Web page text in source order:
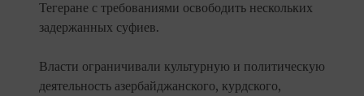
Тегеране с требованиями освободить нескольких
задержанных суфиев.
Власти ограничивали культурную и политическую
деятельность азербайджанского, курдского,